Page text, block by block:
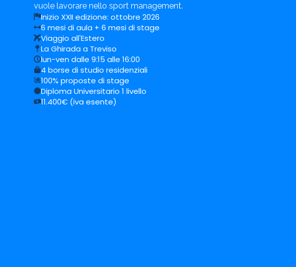
vuole lavorare nello sport management.
Inizio XXII edizione: ottobre 2026
6 mesi di aula + 6 mesi di stage
Viaggio all'Estero
La Ghirada a Treviso
lun-ven dalle 9:15 alle 16:00
4 borse di studio residenziali
100% proposte di stage
Diploma Universitario 1 livello
11.400€ (iva esente)